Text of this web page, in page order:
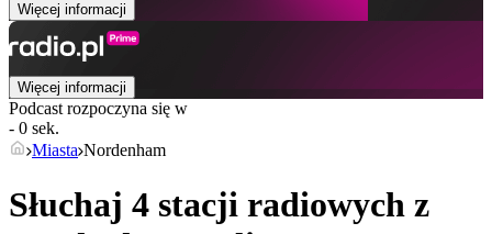
Więcej informacji
Więcej informacji
Podcast rozpoczyna się w
- 0 sek.
Miasta Nordenham
Słuchaj 4 stacji radiowych z